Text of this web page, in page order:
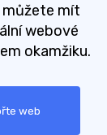
můžete mít
webové
okamžiku.
web